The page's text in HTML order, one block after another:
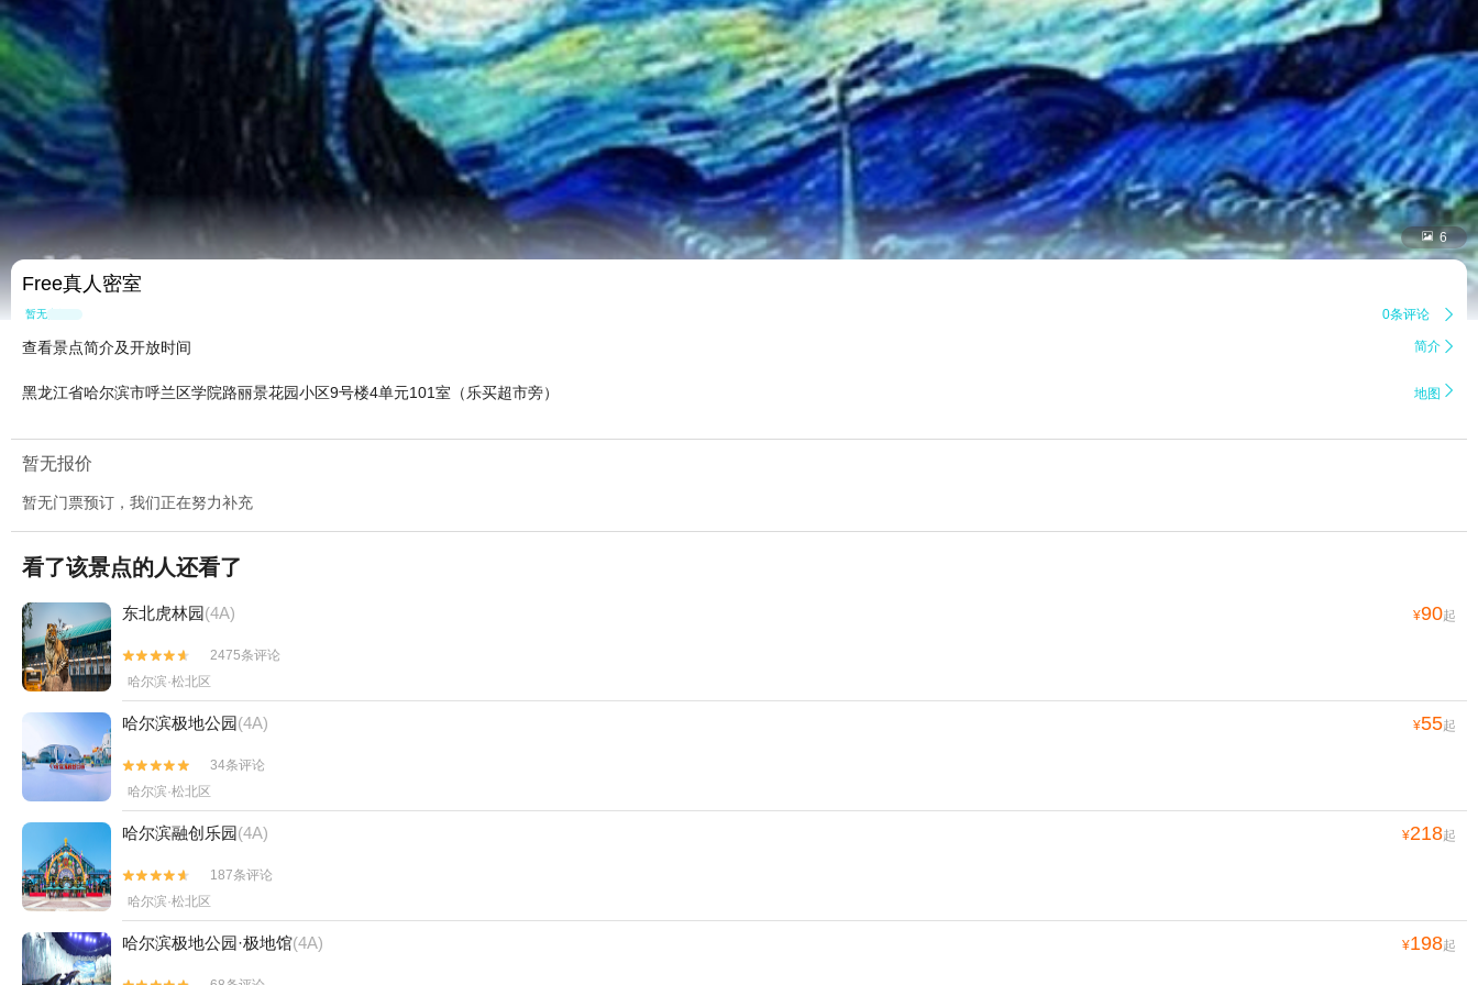
 6
Free真人密室
暂无点评 0条评论 
查看景点简介及开放时间 简介 
黑龙江省哈尔滨市呼兰区学院路丽景花园小区9号楼4单元101室（乐买超市旁） 地图 
暂无报价
暂无门票预订，我们正在努力补充
看了该景点的人还看了
东北虎林园(4A) ¥90起


2475条评论
哈尔滨·松北区
哈尔滨极地公园(4A) ¥55起


34条评论
哈尔滨·松北区
哈尔滨融创乐园(4A) ¥218起


187条评论
哈尔滨·松北区
哈尔滨极地公园·极地馆(4A) ¥198起